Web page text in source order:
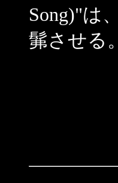
Song)"は
髴させる。